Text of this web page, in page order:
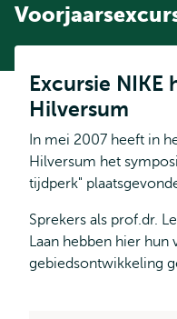
Excursie
Hilversum
In mei 2007 heeft in
Hilversum het
tijdperk"
Sprekers als prof.dr.
Laan hebben hier
gebiedsontwikkeling